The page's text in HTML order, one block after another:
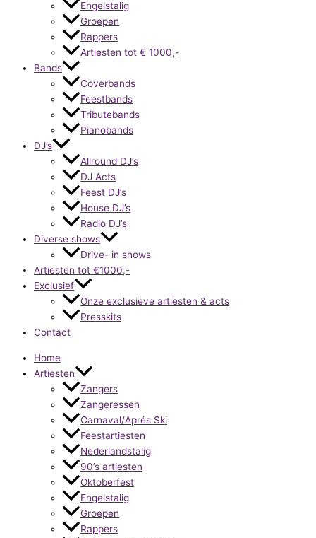
Engelstalig
Groepen
Rappers
Artiesten tot € 1000,-
Bands
Coverbands
Feestbands
Tributebands
Pianobands
DJ’s
Allround DJ’s
DJ Acts
Feest DJ’s
House DJ’s
Radio DJ’s
Diverse shows
Drive- in shows
Artiesten tot €1000,-
Exclusief
Onze exclusieve artiesten & acts
Presskits
Contact
Home
Artiesten
Zangers
Zangeressen
Carnaval/Aprés Ski
Feestartiesten
Nederlandstalig
90’s artiesten
Oktoberfest
Engelstalig
Groepen
Rappers